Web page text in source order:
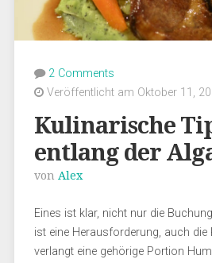
2 Comments
Veröffentlicht am Oktober 11,
Kulinarische
entlang der
von Alex
Eines ist klar, nicht nur die
ist eine Herausforderung, auch
verlangt eine gehörige Portion